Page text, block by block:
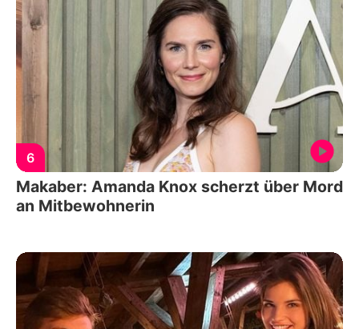
6
Makaber: Amanda Knox scherzt über Mord
an Mitbewohnerin